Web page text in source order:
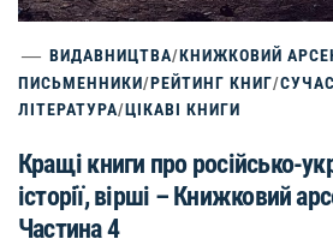
ВИДАВНИЦТВА/КНИЖКОВИЙ
ПИСЬМЕННИКИ/РЕЙТИНГ КНИГ/
ЛІТЕРАТУРА/ЦІКАВІ КНИГИ
Кращі книги про російсько-
історії, вірші – Книжковий
Частина 4